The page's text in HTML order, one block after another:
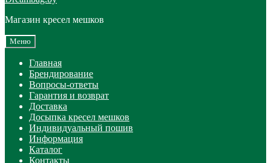
Магазин кресел мешков
Меню
Главная
Брендирование
Вопросы-ответы
Гарантия и возврат
Доставка
Досыпка кресел мешков
Индивидуальный пошив
Информация
Каталог
Контакты